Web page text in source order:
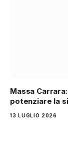
Massa
potenziare la
13 LUGLIO 2026